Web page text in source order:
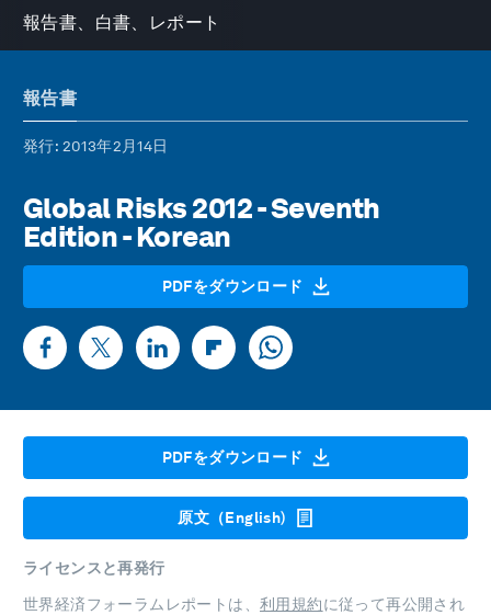
報告書、白書、レポート
報告書
発行: 2013年2月14日
Global Risks 2012 - Seventh
Edition - Korean
PDFをダウンロード
PDFをダウンロード
原文（English)
ライセンスと再発行
世界経済フォーラムレポートは、 利用規約に従って再公開され